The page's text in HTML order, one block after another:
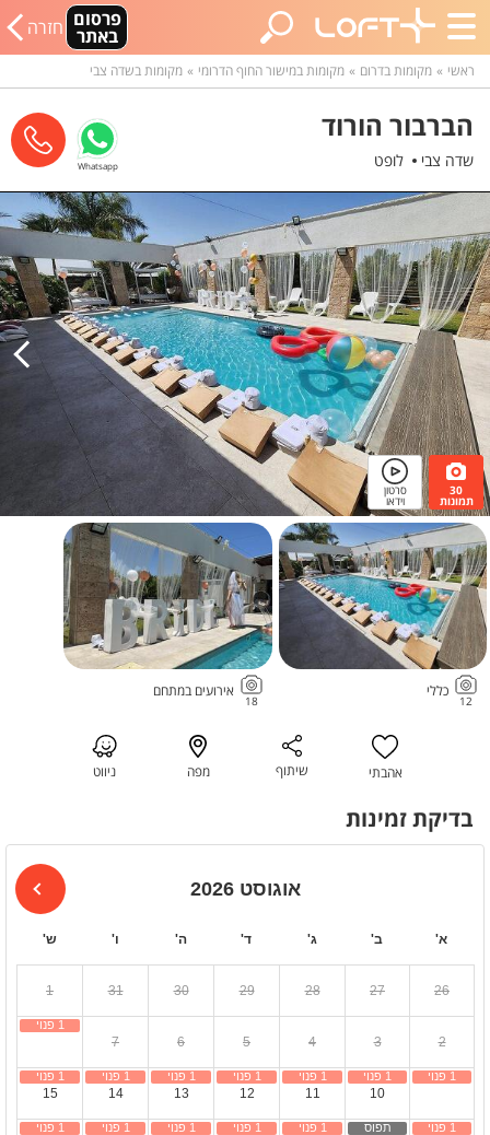
פרסום
באתר חזרה
ראשי מקומות בדרום מקומות במישור החוף הדרומי מקומות בשדה צבי
הברבור הורוד
שדה צבי לופט Whatsapp
30
תמונות
סרטון
וידאו
12
כללי
18
אירועים במתחם
אהבתי שיתוף מפה ניווט
בדיקת זמינות
אוגוסט 2026
א' ב' ג' ד' ה' ו' ש'
26
27
28
29
30
31
1
2
3
4
5
6
7
10
11
12
13
14
15